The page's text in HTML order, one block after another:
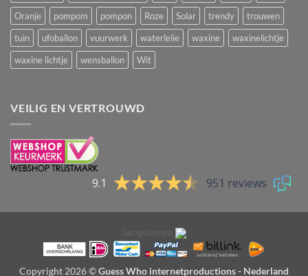
Oranje
pompom pompon Roze Solar trendy
trouwen
tuin
ufoballon vuurwerk waterlelie waxine
waxinelichtje
waxine lichtje
wensballon Wit
VEILIG EN VERTROUWD
9.1 951 reviews
lampionnen
Copyright 2026 ©Guess Who internetproductions - Nederland